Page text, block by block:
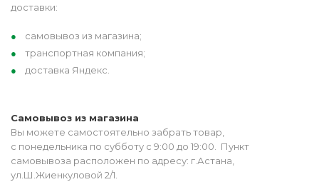
доставки:
самовывоз из магазина;
транспортная компания;
доставка Яндекс.
Самовывоз из магазина
Вы можете самостоятельно забрать товар,
с понедельника по субботу с 9:00 до 19:00. Пункт
самовывоза расположен по адресу: г.Астана,
ул.Ш.Жиенкуловой 2/1.